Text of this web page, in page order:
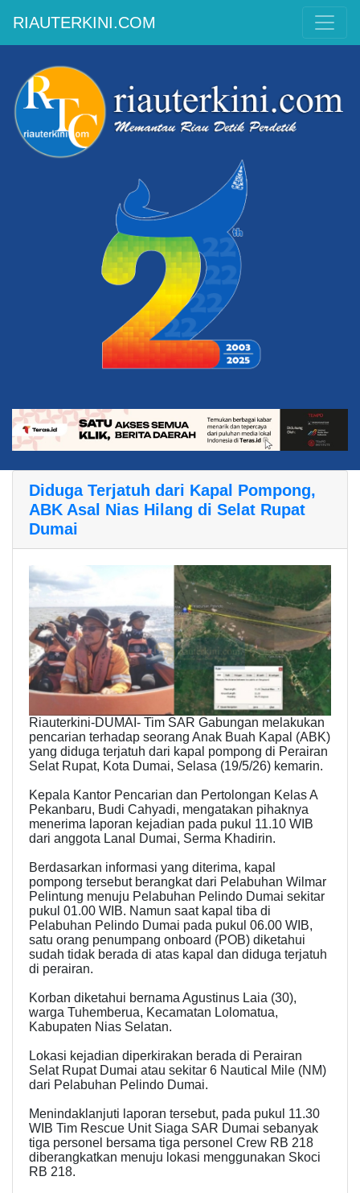
RIAUTERKINI.COM
Diduga Terjatuh dari Kapal Pompong,
ABK Asal Nias Hilang di Selat Rupat
Dumai
Riauterkini-DUMAI- Tim SAR Gabungan melakukan
pencarian terhadap seorang Anak Buah Kapal (ABK)
yang diduga terjatuh dari kapal pompong di Perairan
Selat Rupat, Kota Dumai, Selasa (19/5/26) kemarin.
Kepala Kantor Pencarian dan Pertolongan Kelas A
Pekanbaru, Budi Cahyadi, mengatakan pihaknya
menerima laporan kejadian pada pukul 11.10 WIB
dari anggota Lanal Dumai, Serma Khadirin.
Berdasarkan informasi yang diterima, kapal
pompong tersebut berangkat dari Pelabuhan Wilmar
Pelintung menuju Pelabuhan Pelindo Dumai sekitar
pukul 01.00 WIB. Namun saat kapal tiba di
Pelabuhan Pelindo Dumai pada pukul 06.00 WIB,
satu orang penumpang onboard (POB) diketahui
sudah tidak berada di atas kapal dan diduga terjatuh
di perairan.
Korban diketahui bernama Agustinus Laia (30),
warga Tuhemberua, Kecamatan Lolomatua,
Kabupaten Nias Selatan.
Lokasi kejadian diperkirakan berada di Perairan
Selat Rupat Dumai atau sekitar 6 Nautical Mile (NM)
dari Pelabuhan Pelindo Dumai.
Menindaklanjuti laporan tersebut, pada pukul 11.30
WIB Tim Rescue Unit Siaga SAR Dumai sebanyak
tiga personel bersama tiga personel Crew RB 218
diberangkatkan menuju lokasi menggunakan Skoci
RB 218.